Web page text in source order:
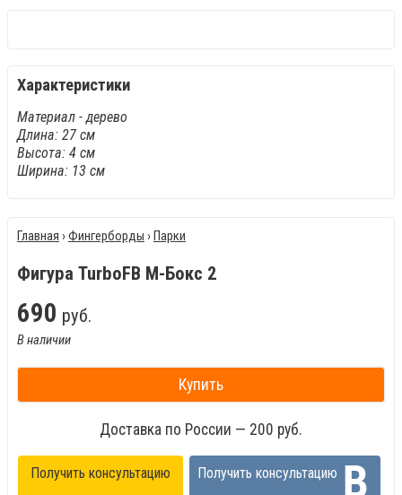
Характеристики
Материал - дерево
Длина: 27 см
Высота: 4 см
Ширина: 13 см
Главная ›Фингерборды ›Парки
Фигура TurboFB М-Бокс 2
690 руб.
В наличии
Купить
Доставка по России — 200 руб.
Получить консультацию Получить консультацию